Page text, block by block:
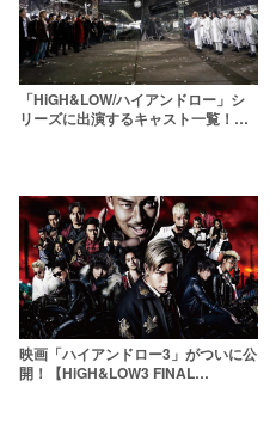
「HiGH&LOW/ハイアンドロー」シ
リーズに出演するキャスト一覧！ハ
映画「ハイアンドロー3」がついに公
開！【HiGH&LOW3 FINAL